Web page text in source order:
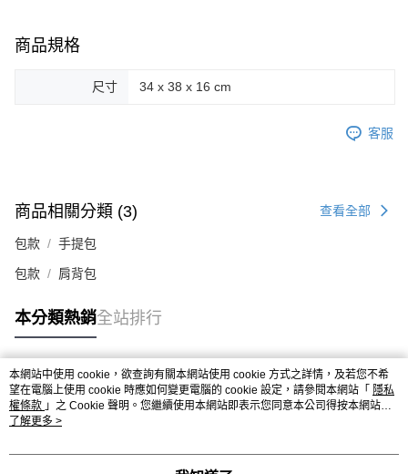
商品規格
尺寸 34 x 38 x 16 cm
客服
商品相關分類 (3) 查看全部
包款 手提包
包款 肩背包
本分類熱銷全站排行
熱門標籤
本網站中使用 cookie，欲查詢有關本網站使用 cookie 方式之詳情，及若您不希
望在電腦上使用 cookie 時應如何變更電腦的 cookie 設定，請參閱本網站「 隱私
權條款 」之 Cookie 聲明。您繼續使用本網站即表示您同意本公司得按本網站使
用條款之 Cookie 聲明使用 cookie。
了解更多 >